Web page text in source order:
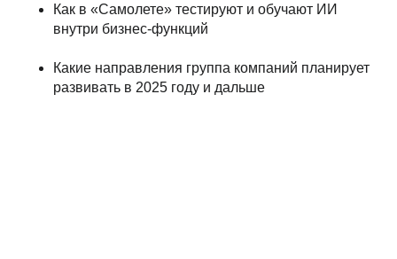
Как в «Самолете» тестируют и обучают ИИ
внутри бизнес-функций
Какие направления группа компаний планирует
развивать в 2025 году и дальше